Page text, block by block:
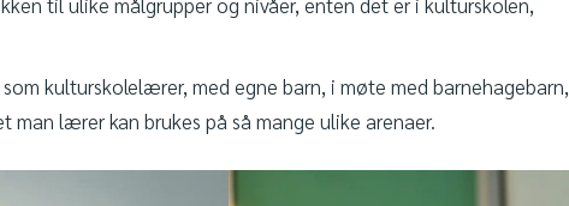
kulturskolelærer, med egne barn, i møte med barnehagebarn,
man lærer kan brukes på så mange ulike arenaer.